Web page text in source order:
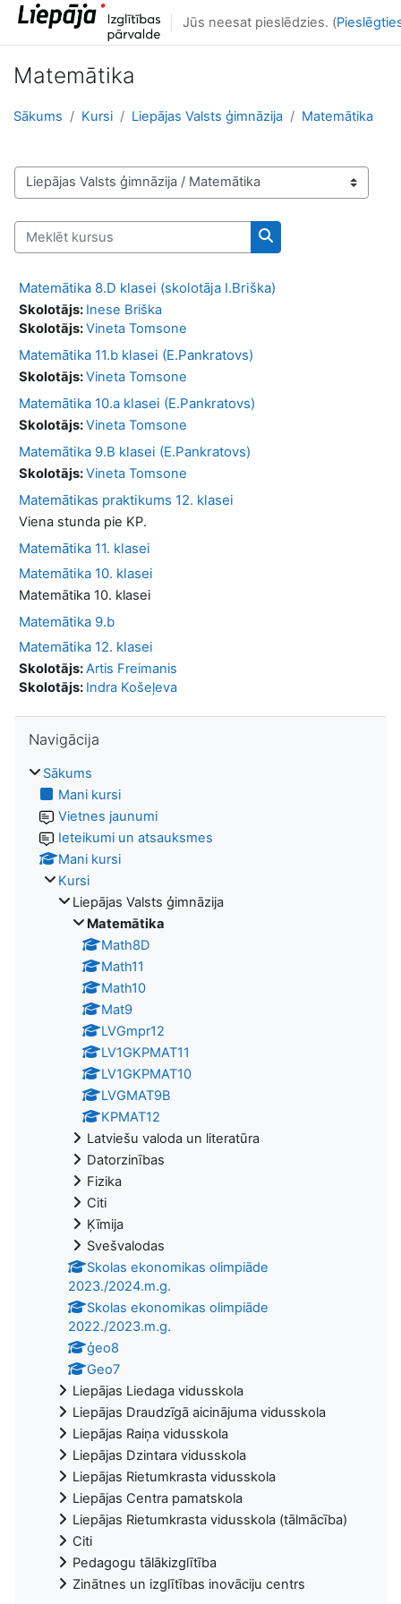
Atvērt galveno saturu
Jūs neesat pieslēdzies. (
Matemātika
Sākums Kursi Liepājas Valsts ģimnāzija Matemātika
Kursu kategorijas
Meklēt kursus
Meklēt kursus
Matemātika 8.D klasei (skolotāja I.Briška)
Skolotājs: Inese Briška
Skolotājs:Vineta Tomsone
Matemātika 11.b klasei (E.Pankratovs)
Skolotājs:Vineta Tomsone
Matemātika 10.a klasei (E.Pankratovs)
Skolotājs:Vineta Tomsone
Matemātika 9.B klasei (E.Pankratovs)
Skolotājs:Vineta Tomsone
Matemātikas praktikums 12. klasei
Viena stunda pie KP.
Matemātika 11. klasei
Matemātika 10. klasei
Matemātika 10. klasei
Matemātika 9.b
Matemātika 12. klasei
Skolotājs:Artis Freimanis
Skolotājs: Indra Košeļeva
Navigācija
Sākums
Mani kursi
Vietnes jaunumi
Ieteikumi un atsauksmes
Mani kursi
Kursi
Liepājas Valsts ģimnāzija
Matemātika
Math8D
Math11
Math10
Mat9
LVGmpr12
LV1GKPMAT11
LV1GKPMAT10
LVGMAT9B
KPMAT12
Latviešu valoda un literatūra
Datorzinības
Fizika
Citi
Ķīmija
Svešvalodas
Skolas ekonomikas olimpiāde
2023./2024.m.g.
Skolas ekonomikas olimpiāde
2022./2023.m.g.
ģeo8
Geo7
Liepājas Liedaga vidusskola
Liepājas Draudzīgā aicinājuma vidusskola
Liepājas Raiņa vidusskola
Liepājas Dzintara vidusskola
Liepājas Rietumkrasta vidusskola
Liepājas Centra pamatskola
Liepājas Rietumkrasta vidusskola (tālmācība)
Citi
Pedagogu tālākizglītība
Zinātnes un izglītības inovāciju centrs